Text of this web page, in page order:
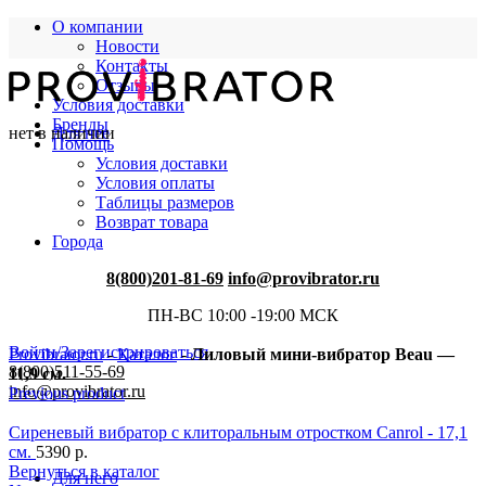
О компании
Новости
Контакты
Отзывы
Условия доставки
Бренды
Помощь
Условия доставки
Условия оплаты
Таблицы размеров
Возврат товара
Города
8(800)201-81-69 info@provibrator.ru
ПН-ВС 10:00 -19:00 МСК
Войти/Зарегистрироваться
8(800)511-55-69
info@provibrator.ru
Для нее
Для него
нет в наличии
Provibrator.ru-Каталог-Лиловый мини-вибратор Beau —
11,9 см.
Previous product
Сиреневый вибратор с клиторальным отростком Canrol - 17,1
см. 5390 р.
Вернуться в каталог